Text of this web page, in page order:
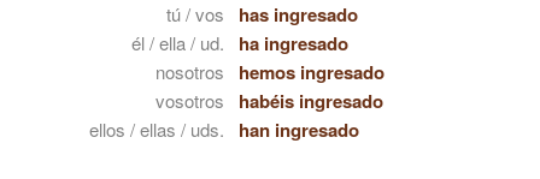
tú / vos has ingresado
él / ella / ud. ha ingresado
nosotros hemos ingresado
vosotros habéis ingresado
ellos / ellas / uds. han ingresado